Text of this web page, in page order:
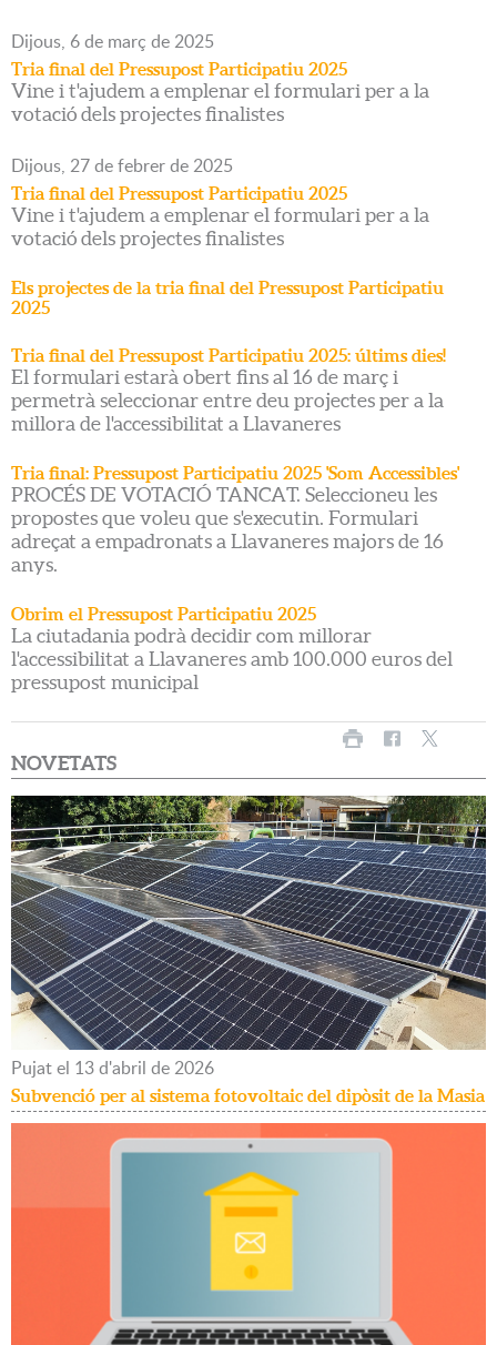
Dijous, 6de març de 2025
Tria final del Pressupost Participatiu 2025
Vine i t'ajudem a emplenar el formulari per a la
votació dels projectes finalistes
Dijous, 27defebrerde 2025
Tria final del Pressupost Participatiu 2025
Vine i t'ajudem a emplenar el formulari per a la
votació dels projectes finalistes
Els projectes de la tria final del Pressupost Participatiu
2025
Tria final del Pressupost Participatiu 2025: últims dies!
El formulari estarà obert fins al 16 de març i
permetrà seleccionar entre deu projectes per a la
millora de l'accessibilitat a Llavaneres
Tria final: Pressupost Participatiu 2025 'Som Accessibles'
PROCÉS DE VOTACIÓ TANCAT. Seleccioneu les
propostes que voleu que s'executin. Formulari
adreçat a empadronats a Llavaneres majors de 16
anys.
Obrim el Pressupost Participatiu 2025
La ciutadania podrà decidir com millorar
l'accessibilitat a Llavaneres amb 100.000 euros del
pressupost municipal
NOVETATS
Pujatel 13d'abril de 2026
Subvenció per al sistema fotovoltaic del dipòsit de la Masia